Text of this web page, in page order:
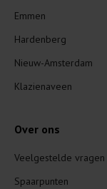
Emmen
Hardenberg
Nieuw-Amsterdam
Klazienaveen
Over ons
Veelgestelde vragen
Spaarpunten